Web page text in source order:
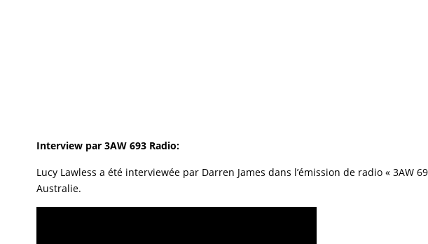
Interview par 3AW 693 Radio:
Lucy Lawless a été interviewée par Darren James dans l’émission de radio « 3AW
Australie.